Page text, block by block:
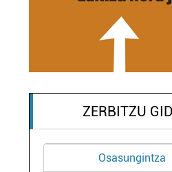
ZERBITZU
Osasungintza